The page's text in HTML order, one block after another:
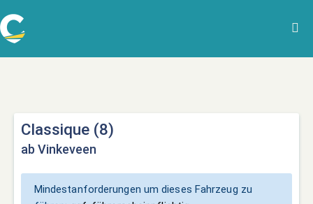
Classique (8)
ab Vinkeveen
Mindestanforderungen um dieses Fahrzeug zu